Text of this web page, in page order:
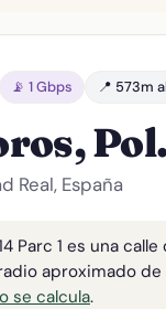
📡 1 Gbps 📍 573m
Real, España
Parc 1 es una
aproximado
se calcula.